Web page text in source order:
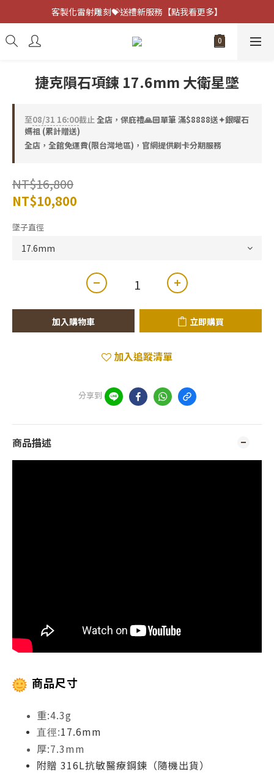
客製化雷射雕刻💝送禮新服務【點我看更多】
客製化雷射雕刻💝送禮新服務【點我看更多】
避邪防小人⚡指定黑曜石 任選兩件75折
捷克隕石項鍊 17.6mm 大衛星墜
至08/31 16:00截止全店，保庇禮🙏🏻單筆 滿$8888送✦銀曜石
媽祖 (累計贈送)
全店，全館免運費(限台灣地區)，官網提供刷卡分期服務
NT$16,800
NT$10,800
墜子直徑
加入購物車 立即購買
加入追蹤清單
分享到
商品描述
商品尺寸
重:4.3g
直徑:17.6mm
厚:7.3mm
附贈 316L抗敏醫療鋼鍊（隨機出貨）